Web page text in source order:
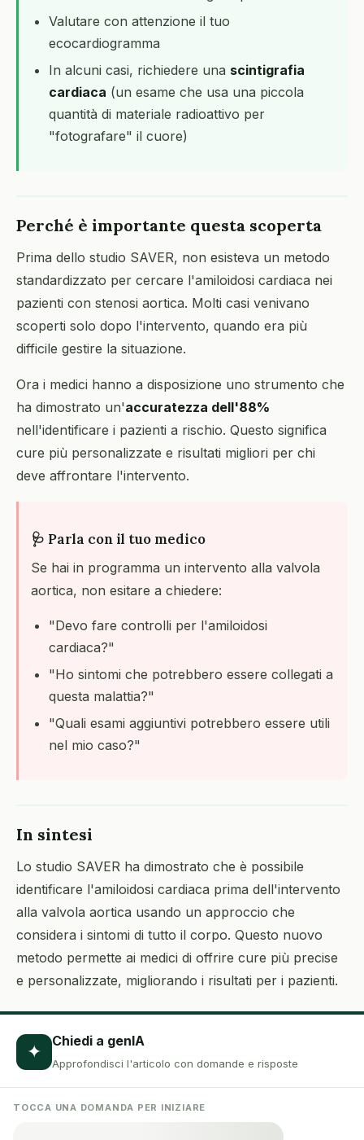
Valutare con attenzione il tuo
ecocardiogramma
In alcuni casi, richiedere una scintigrafia
cardiaca (un esame che usa una piccola
quantità di materiale radioattivo per
"fotografare" il cuore)
Perché è importante questa scoperta
Prima dello studio SAVER, non esisteva un metodo
standardizzato per cercare l'amiloidosi cardiaca nei
pazienti con stenosi aortica. Molti casi venivano
scoperti solo dopo l'intervento, quando era più
difficile gestire la situazione.
Ora i medici hanno a disposizione uno strumento che
ha dimostrato un'accuratezza dell'88%
nell'identificare i pazienti a rischio. Questo significa
cure più personalizzate e risultati migliori per chi
deve affrontare l'intervento.
🩺 Parla con il tuo medico
Se hai in programma un intervento alla valvola
aortica, non esitare a chiedere:
"Devo fare controlli per l'amiloidosi
cardiaca?"
"Ho sintomi che potrebbero essere collegati a
questa malattia?"
"Quali esami aggiuntivi potrebbero essere utili
nel mio caso?"
In sintesi
Lo studio SAVER ha dimostrato che è possibile
identificare l'amiloidosi cardiaca prima dell'intervento
alla valvola aortica usando un approccio che
considera i sintomi di tutto il corpo. Questo nuovo
metodo permette ai medici di offrire cure più precise
e personalizzate, migliorando i risultati per i pazienti.
✦ Chiedi a genIA
Approfondisci l'articolo con domande e risposte
TOCCA UNA DOMANDA PER INIZIARE